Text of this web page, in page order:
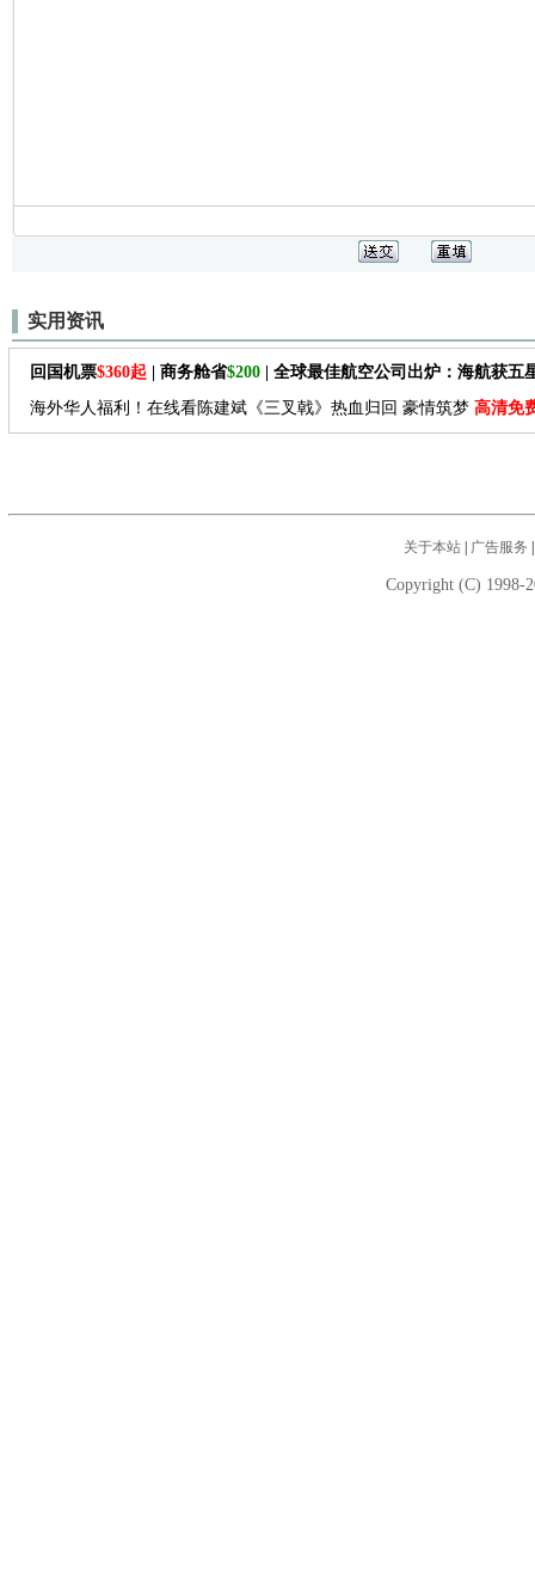
实用资讯
回国机票$360起 | 商务舱省$200 | 全球最佳航空公司出炉：海航获五
海外华人福利！在线看陈建斌《三叉戟》热血归回 豪情筑梦 高清免
关于本站| 广告服务
Copyright (C) 1998-